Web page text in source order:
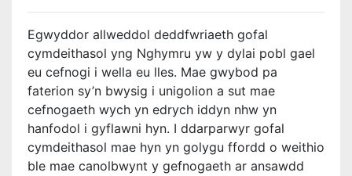
Egwyddor allweddol deddfwriaeth gofal
cymdeithasol yng Nghymru yw y dylai pobl gael
eu cefnogi i wella eu lles. Mae gwybod pa
faterion sy’n bwysig i unigolion a sut mae
cefnogaeth wych yn edrych iddyn nhw yn
hanfodol i gyflawni hyn. I ddarparwyr gofal
cymdeithasol mae hyn yn golygu ffordd o weithio
ble mae canolbwynt y gefnogaeth ar ansawdd